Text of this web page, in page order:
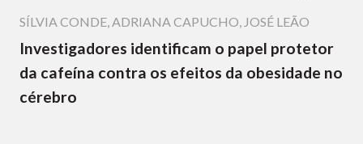
SÍLVIA CONDE,ADRIANA CAPUCHO, JOSÉ LEÃO
Investigadores identificam o papel protetor
da cafeína contra os efeitos da obesidade no
cérebro